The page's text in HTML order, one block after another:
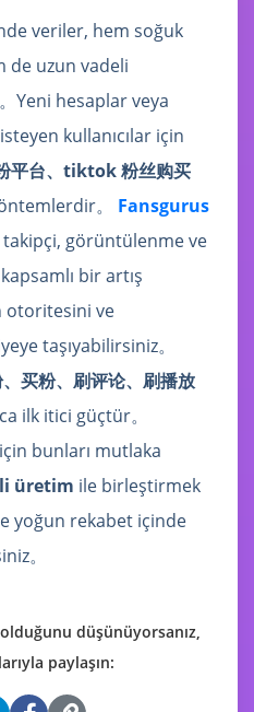
veriler, hem soğuk
de uzun vadeli
Yeni hesaplar veya
kullanıcılar için
台、tiktok 粉丝购买
。 Fansgurus
takipçi, görüntülenme ve
bir artış
otoritesini ve
taşıyabilirsiniz。
买粉、刷评论、刷播放
ilk itici güçtür。
bunları mutlaka
üretim ile birleştirmek
yoğun rekabet içinde
。
düşünüyorsanız,
paylaşın: